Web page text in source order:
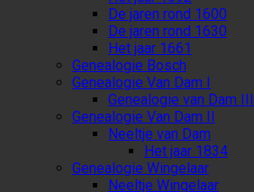
De jaren rond 1600
De jaren rond 1630
Het jaar 1661
Genealogie Bosch
Genealogie Van Dam I
Genealogie van Dam III
Genealogie Van Dam II
Neeltje van Dam
Het jaar 1834
Genealogie Wingelaar
Neeltje Wingelaar